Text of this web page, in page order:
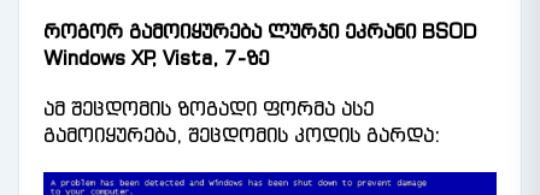
როგორ გამოიყურება ლურჯი ეკრანი BSOD
Windows XP, Vista, 7-ზე
ამ შეცდომის ზოგადი ფორმა ასე
გამოიყურება, შეცდომის კოდის გარდა: